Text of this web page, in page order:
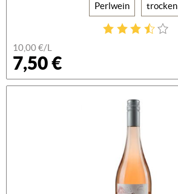
Perlwein trocken
10,00 €/L
7,50 €